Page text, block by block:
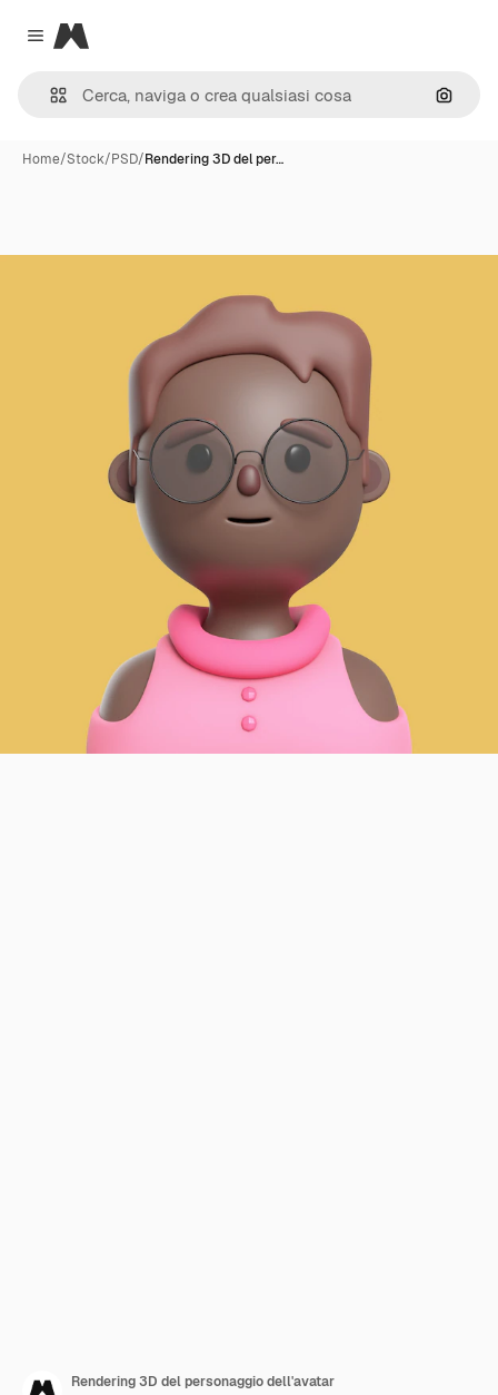
Close menu
Magnific
Cerca
Home/Stock/PSD/Rendering 3D del per…
Rendering 3D del personaggio dell'avatar